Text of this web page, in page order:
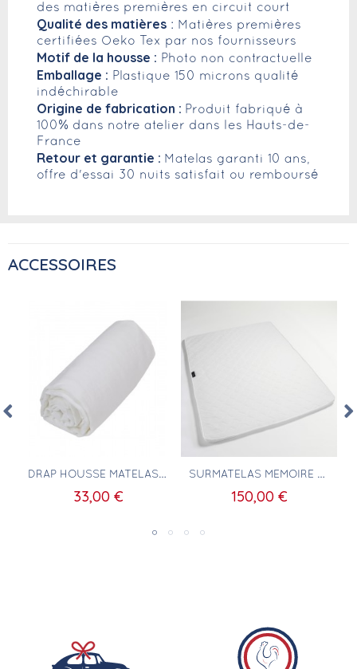
des matières premières en circuit court
Qualité des matières : Matières premières
certifiées Oeko Tex par nos fournisseurs
Motif de la housse : Photo non contractuelle
Emballage : Plastique 150 microns qualité
indéchirable
Origine de fabrication : Produit fabriqué à
100% dans notre atelier dans les Hauts-de-
France
Retour et garantie : Matelas garanti 10 ans,
offre d'essai 30 nuits satisfait ou remboursé
ACCESSOIRES
Aperçu rapide DRAP HOUSSE MATELAS ADULTE 100X200 100% COTON BLANC
33,00 €
Aperçu rapide SURMATELAS MEMOIRE DE FORME 100X200 5CM
150,00 €